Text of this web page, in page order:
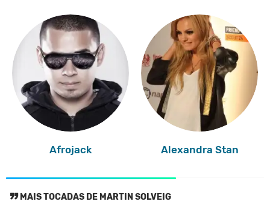
Afrojack Alexandra Stan
MAIS TOCADAS DE MARTIN SOLVEIG